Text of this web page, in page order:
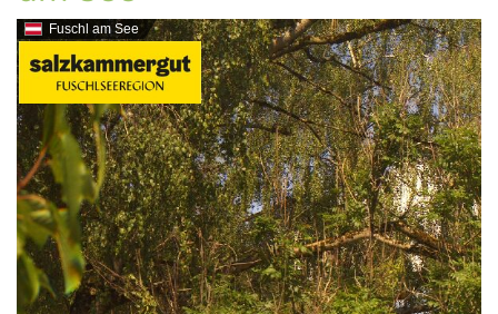
Fuschl am See